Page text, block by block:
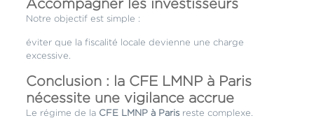
Accompagner les investisseurs
Notre objectif est simple :
éviter que la fiscalité locale devienne une charge
excessive.
Conclusion : la CFE LMNP à Paris
nécessite une vigilance accrue
Le régime de la CFE LMNP à Parisreste complexe.